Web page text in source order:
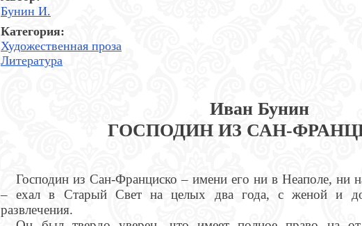
Бунин И.
Категория:
Художественная проза
Литература
Иван Бунин
ГОСПОДИН ИЗ САН-
Господин из Сан-Франциско – имени его ни в Неаполе, ни
– ехал в Старый Свет на целых два года, с женой и
развлечения.